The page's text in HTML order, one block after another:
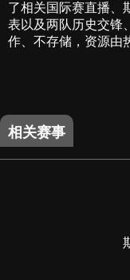
了相关国际赛直播、
表以及两队历史交锋
作、不存储，资源由
相关赛事